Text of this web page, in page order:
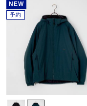
NEW
予約